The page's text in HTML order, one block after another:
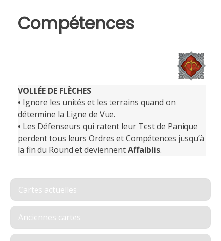
Compétences
VOLLÉE DE FLÈCHES
• Ignore les unités et les terrains quand on
détermine la Ligne de Vue.
• Les Défenseurs qui ratent leur Test de Panique
perdent tous leurs Ordres et Compétences jusqu’à
la fin du Round et deviennentAffaiblis.
Cartes actuelles
Anciennes cartes